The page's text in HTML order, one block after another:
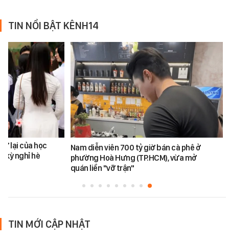
TIN NỔI BẬT KÊNH14
lại của học
kỳ nghỉ hè
Nam diễn viên 700 tỷ giờ bán cà phê ở
phường Hoà Hưng (TP.HCM), vừa mở
quán liền "vỡ trận"
TIN MỚI CẬP NHẬT